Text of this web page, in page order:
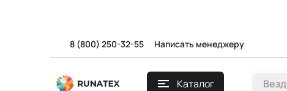
8 (800) 250-32-55 Написать менеджеру
Каталог